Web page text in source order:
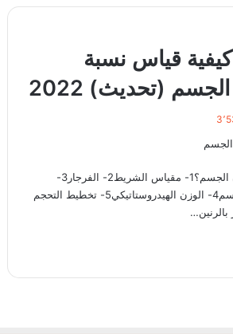
قياس نسبة
(تحديث) 2022
المحتويات ما هي دهون الجسم؟1- مقياس الشريط2- الفرجار3-
مقياس الدهون في الجسم4- الوزن الهيدروستاتيكي5- تخطيط التحجم